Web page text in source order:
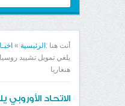
أنت هنا : الرئيسية »
يلغي تمويل تشييد
هنغاريا
الاتحاد